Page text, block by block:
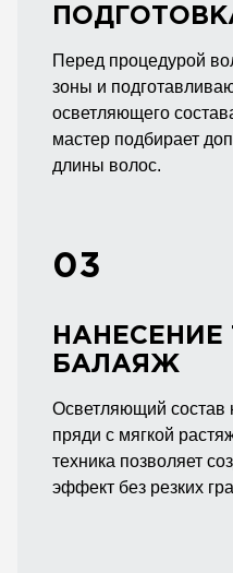
Перед процедурой
зоны и
осветляющего
мастер подбирает
длины волос.
03
НАНЕСЕНИЕ
БАЛАЯЖ
Осветляющий состав
пряди с мягкой
техника позволяет
эффект без резких